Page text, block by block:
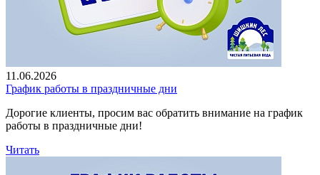
11.06.2026
График работы в праздничные дни
Дорогие клиенты, просим вас обратить внимание на график
работы в праздничные дни!
Читать